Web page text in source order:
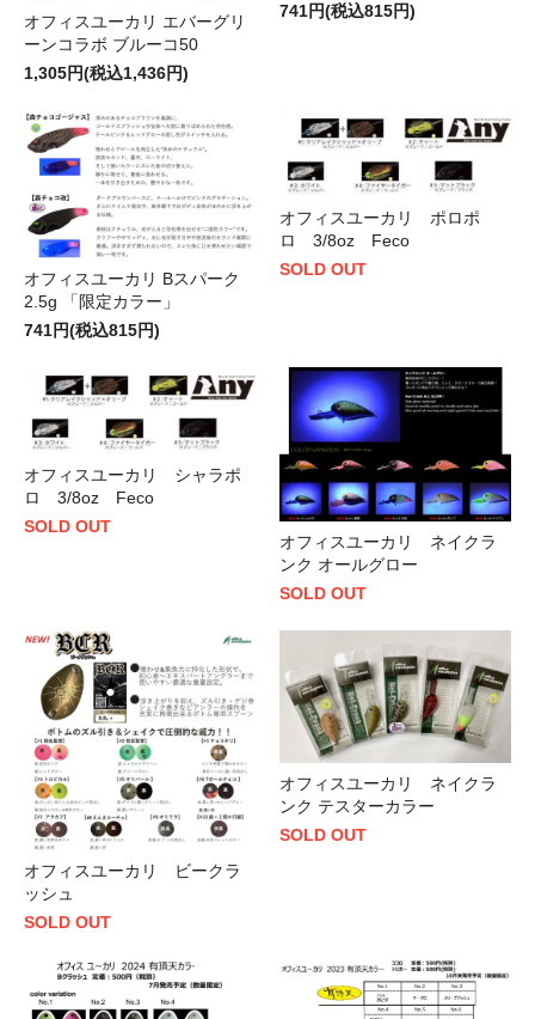
オフィスユーカリ エバーグリ
ーンコラボ ブルーコ50
1,305円(税込1,436円)
741円(税込815円)
オフィスユーカリ Bスパーク
2.5g 「限定カラー」
741円(税込815円)
オフィスユーカリ ポロポ
ロ 3/8oz Feco
SOLD OUT
オフィスユーカリ シャラポ
ロ 3/8oz Feco
SOLD OUT
オフィスユーカリ ネイクラ
ンク オールグロー
SOLD OUT
オフィスユーカリ ビークラ
ッシュ
SOLD OUT
オフィスユーカリ ネイクラ
ンク テスターカラー
SOLD OUT